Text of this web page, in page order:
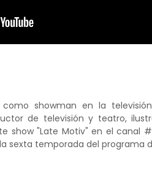
showman en la
de televisión y teatro,
show "Late Motiv" en el canal
sexta temporada del programa